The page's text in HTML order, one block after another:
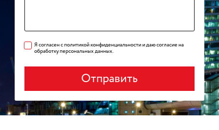
Я согласен с политикой конфиденциальности и даю согласие на
обработку персональных данных.
Отправить